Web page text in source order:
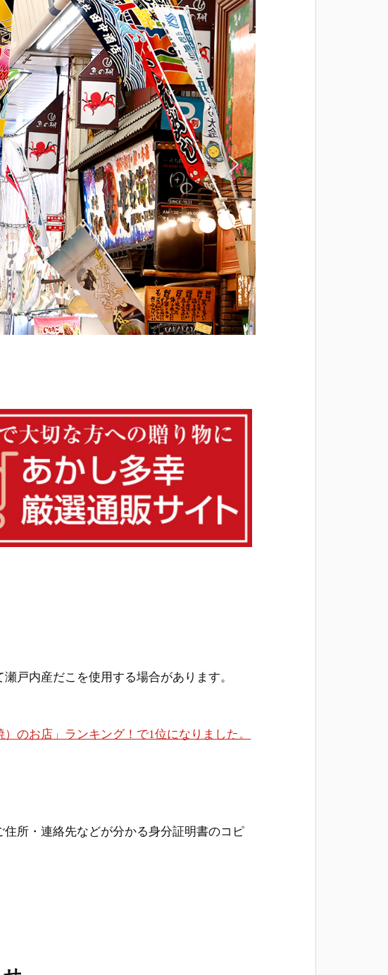
戸内産だこを使用する場合があります。
のお店」ランキング！で1位になりました。
所・連絡先などが分かる身分証明書のコピ